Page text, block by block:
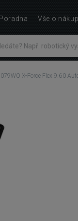
X-Force Flex 9.60
Poradna Vše o